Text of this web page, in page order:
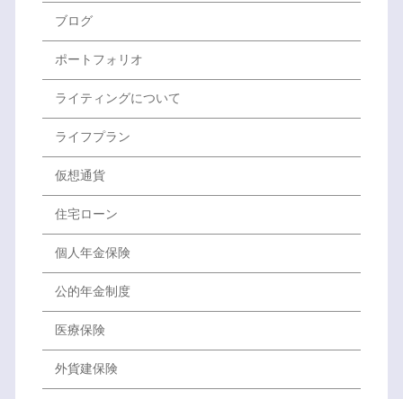
ブログ
ポートフォリオ
ライティングについて
ライフプラン
仮想通貨
住宅ローン
個人年金保険
公的年金制度
医療保険
外貨建保険